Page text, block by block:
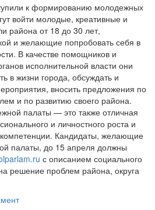
к формированию молодежных
войти молодые, креативные и
района от 18 до 30 лет,
и желающие попробовать себя в
В качестве помощников и
исполнительной власти они
в жизни города, обсуждать и
вносить предложения по
и по развитию своего района.
палаты — это также отличная
и личностного роста и
Кандидаты, желающие
палаты, до 15 апреля должны
с описанием социального
решение проблем района, округа